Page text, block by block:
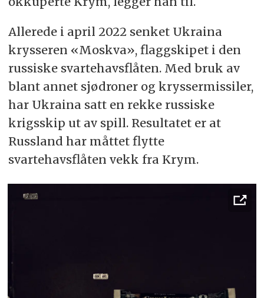
Allerede i april 2022 senket Ukraina
krysseren «Moskva», flaggskipet i den
russiske svartehavsflåten. Med bruk av
blant annet sjødroner og kryssermissiler,
har Ukraina satt en rekke russiske
krigsskip ut av spill. Resultatet er at
Russland har måttet flytte
svartehavsflåten vekk fra Krym.